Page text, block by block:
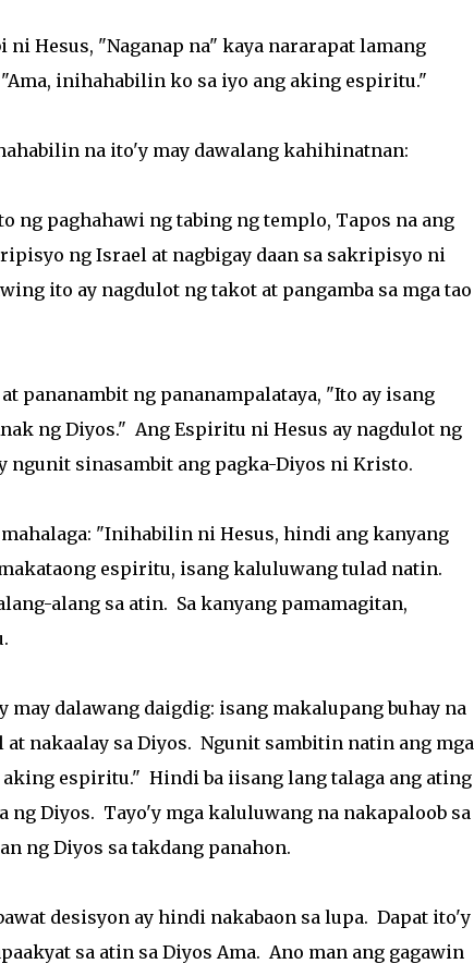
ni Hesus, "Naganap na" kaya nararapat lamang
inihahabilin ko sa iyo ang aking espiritu."
na ito'y may dawalang kahihinatnan:
ng paghahawi ng tabing ng templo, Tapos na ang
ng Israel at nagbigay daan sa sakripisyo ni
ito ay nagdulot ng takot at pangamba sa mga tao
pananambit ng pananampalataya, "Ito ay isang
ng Diyos." Ang Espiritu ni Hesus ay nagdulot ng
ngunit sinasambit ang pagka-Diyos ni Kristo.
"Inihabilin ni Hesus, hindi ang kanyang
espiritu, isang kaluluwang tulad natin.
alang sa atin. Sa kanyang pamamagitan,
dalawang daigdig: isang makalupang buhay na
nakaalay sa Diyos. Ngunit sambitin natin ang mga
espiritu." Hindi ba iisang lang talaga ang ating
Diyos. Tayo'y mga kaluluwang na nakapaloob sa
ng Diyos sa takdang panahon.
desisyon ay hindi nakabaon sa lupa. Dapat ito'y
sa atin sa Diyos Ama. Ano man ang gagawin